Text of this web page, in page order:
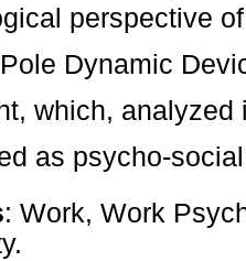
perspective of
Pole Dynamic
which, analyzed
as psycho-
: Work, Work